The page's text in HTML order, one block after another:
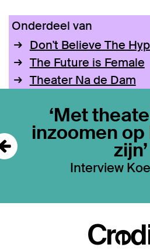
Onderdeel van
Don't Believe The
The Future is Female
Theater Na de Dam
‘Met
inzoomen
zijn’
Interview